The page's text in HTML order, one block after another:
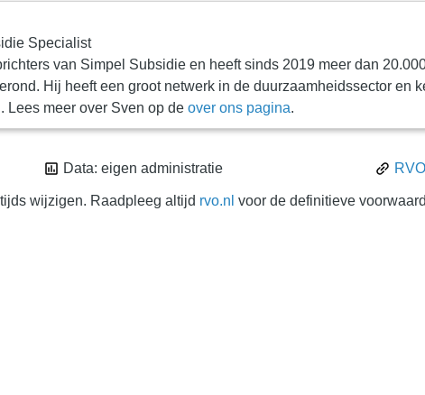
Specialist
van Simpel Subsidie en heeft sinds 2019 meer dan
Hij heeft een groot netwerk in de duurzaamheidssector en
Lees meer over Sven op de over ons pagina.
Data: eigen administratie
wijzigen. Raadpleeg altijd rvo.nl voor de definitieve